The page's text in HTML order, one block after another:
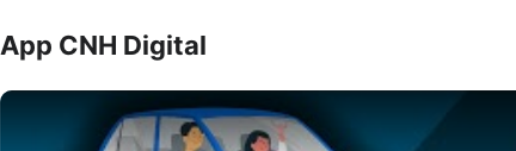
App CNH Digital